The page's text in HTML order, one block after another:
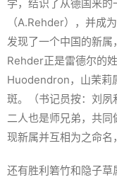
学，结识了从德国来
（A.Rehder），并成
发现了一个中国的新
Rehder正是雷德尔的
Huodendron，山茉莉
斑。（书记员按：刘夙
二人也是师兄弟，共
现新属并互相为之命名
还有胜利箬竹和隐子